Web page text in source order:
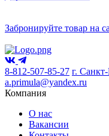
Забронируйте товар на
8-812-507-85-27 г.
a.primula@yandex.ru
Компания
О нас
Вакансии